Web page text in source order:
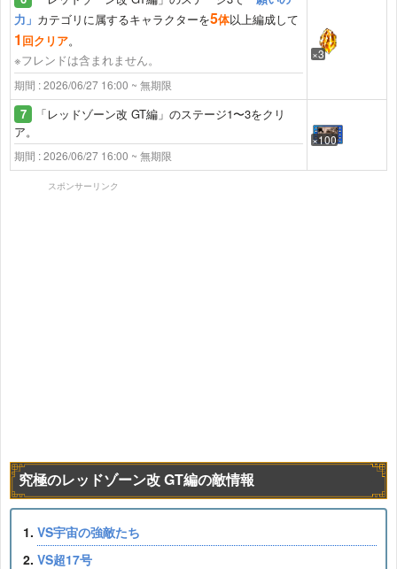
力」 カテゴリに属するキャラクターを5体以上編成して
1 回クリア。
※フレンドは含まれません。
期間 : 2026/06/27 16:00 ~ 無期限
×3
7
「レッドゾーン改 GT編」のステージ1〜3をクリ
ア。
期間 : 2026/06/27 16:00 ~ 無期限
×100
スポンサーリンク
究極のレッドゾーン改 GT編の敵情報
VS宇宙の強敵たち
VS超17号